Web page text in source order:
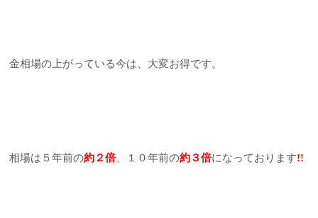
金相場の上がっている今は、大変お得です。
相場は５年前の約２倍、１０年前の約３倍になっております!!